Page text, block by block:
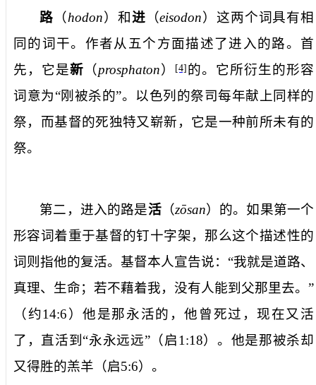
路 （hodon）和 进 （eisodon）这两个词具有相
同的词干。作者从五个方面描述了进入的路。首
先，它是新 （prosphaton） [4] 的。它所衍生的形容
词意为“刚被杀的”。以色列的祭司每年献上同样的
祭，而基督的死独特又崭新，它是一种前所未有的
祭。
第二，进入的路是活（zosan）的。如果第一个
形容词着重于基督的钉十字架，那么这个描述性的
词则指他的复活。基督本人宣告说：“我就是道路、
真理、生命；若不藉着我，没有人能到父那里去。”
（约14:6 ）他是那永活的，他曾死过，现在又活
了，直活到“永永远远”（启1:18）。他是那被杀却
又得胜的羔羊（启5:6）。